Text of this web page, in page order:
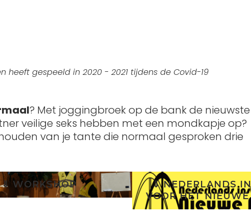
heeft gespeeld in 2020 - 2021 tijdens de Covid-19
? Met joggingbroek op de bank de nieuwste
veilige seks hebben met een mondkapje op?
van je tante die normaal gesproken drie
⇓ WORKSHOP
⇓ NEDERLANDS
VOOR HET